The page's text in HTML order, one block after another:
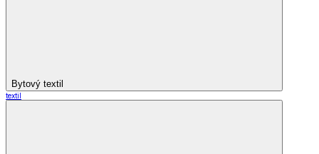
Bytový textil
textil